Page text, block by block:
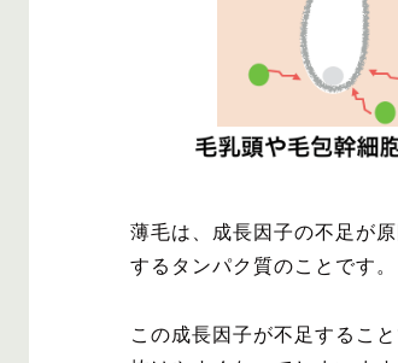
薄毛は、成長因子の不足が
するタンパク質のことです。
この成長因子が不足するこ